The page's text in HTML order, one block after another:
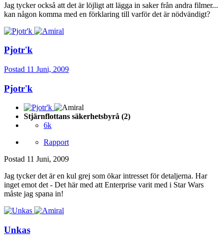
Jag tycker också att det är löjligt att lägga in saker från andra filmer...
kan någon komma med en förklaring till varför det är nödvändigt?
Pjotr'k
Postad 11 Juni, 2009
Pjotr'k
Stjärnflottans säkerhetsbyrå (2)
6k
Rapport
Postad 11 Juni, 2009
Jag tycker det är en kul grej som ökar intresset för detaljerna. Har
inget emot det - Det här med att Enterprise varit med i Star Wars
måste jag spana in!
Unkas